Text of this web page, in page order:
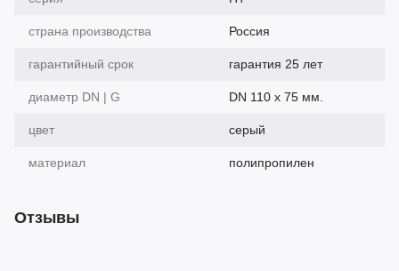
страна производства Россия
гарантийный срок гарантия 25 лет
диаметр DN | G DN 110 х 75 мм.
цвет серый
материал полипропилен
Отзывы